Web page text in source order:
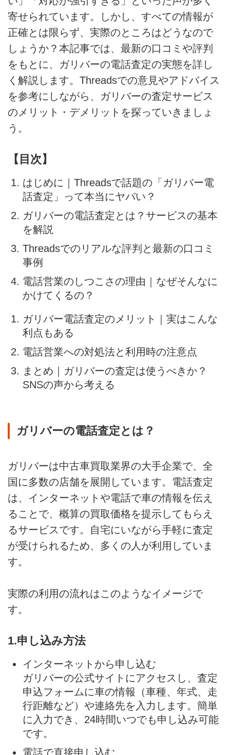
寄せられています。しかし、すべての情報が
正確とは限らず、実際のところはどうなので
しょうか？本記事では、最新の口コミや評判
をもとに、ガリバーの電話査定の実態を詳し
く解説します。Threadsでの意見やアドバイス
を参考にしながら、ガリバーの査定サービス
のメリット・デメリットを探っていきましょ
う。
【目次】
はじめに｜Threadsで話題の「ガリバー電
話査定」って本当にヤバい？
ガリバーの電話査定とは？サービスの基本
を解説
Threadsでのリアルな評判と最新の口コミ
事例
電話営業のしつこさの理由｜なぜそんなに
かけてくるの？
ガリバー電話査定のメリット｜実はこんな
利点もある
電話営業への対処法と利用時の注意点
まとめ｜ガリバーの査定は使うべきか？
SNSの声から考える
ガリバーの電話査定とは？
ガリバーは中古車買取業界の大手企業で、全
国に多数の店舗を展開しています。電話査定
は、インターネットや電話で車の情報を伝え
ることで、概算の買取価格を提示してもらえ
るサービスです。自宅にいながら手軽に査定
が受けられるため、多くの人が利用していま
す。
実際の利用の流れはこのようなイメージで
す。
1.申し込み方法
インターネットから申し込む
ガリバーの公式サイトにアクセスし、査定
申込フォームに車の情報（車種、年式、走
行距離など）や連絡先を入力します。簡単
に入力でき、24時間いつでも申し込み可能
です。
電話で直接申し込む